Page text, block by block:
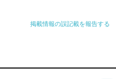
掲載情報の誤記載を報告する